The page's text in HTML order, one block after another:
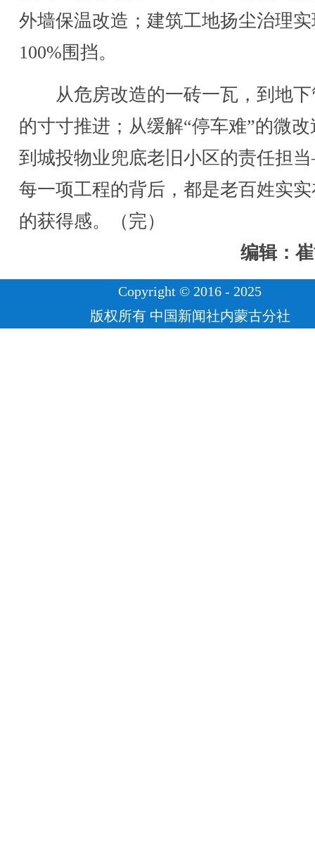
外墙保温改造；建筑工地扬尘治理
100%围挡。
从危房改造的一砖一瓦，到地下
的寸寸推进；从缓解“停车难”的微改
到城投物业兜底老旧小区的责任担
每一项工程的背后，都是老百姓实
的获得感。（完）
编辑：
Copyright © 2016 - 2025
版权所有 中国新闻社内蒙古分社